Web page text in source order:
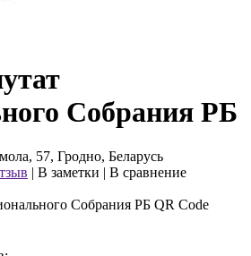
Собрания РБ
57, Гродно, Беларусь
| В заметки | В сравнение